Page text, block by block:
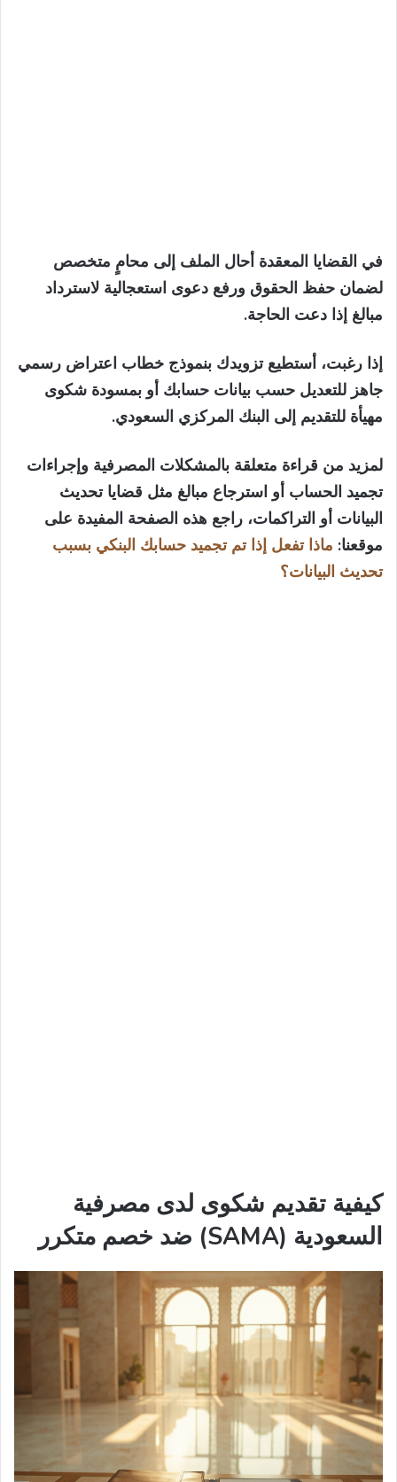
في القضايا المعقدة أحال الملف إلى محامٍ متخصص
لضمان حفظ الحقوق ورفع دعوى استعجالية لاسترداد
مبالغ إذا دعت الحاجة.
إذا رغبت، أستطيع تزويدك بنموذج خطاب اعتراض رسمي
جاهز للتعديل حسب بيانات حسابك أو بمسودة شكوى
مهيأة للتقديم إلى البنك المركزي السعودي.
لمزيد من قراءة متعلقة بالمشكلات المصرفية وإجراءات
تجميد الحساب أو استرجاع مبالغ مثل قضايا تحديث
البيانات أو التراكمات، راجع هذه الصفحة المفيدة على
موقعنا: ماذا تفعل إذا تم تجميد حسابك البنكي بسبب
تحديث البيانات؟
كيفية تقديم شكوى لدى مصرفية
السعودية (SAMA) ضد خصم متكرر